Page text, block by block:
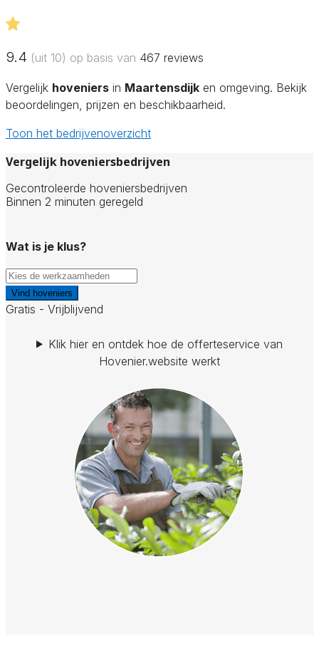
9.4 (uit 10) op basis van 467 reviews
Vergelijk hoveniers in Maartensdijk en omgeving. Bekijk
beoordelingen, prijzen en beschikbaarheid.
Toon het bedrijvenoverzicht
Vergelijk hoveniersbedrijven
Gecontroleerde hoveniersbedrijven
Binnen 2 minuten geregeld
Wat is je klus?
Vind hoveniers
Gratis - Vrijblijvend
Klik hier en ontdek hoe de offerteservice van
Hovenier.website werkt